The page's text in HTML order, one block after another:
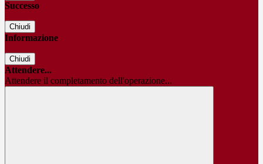
Successo
Chiudi
Informazione
Chiudi
Attendere...
Attendere il completamento dell'operazione...